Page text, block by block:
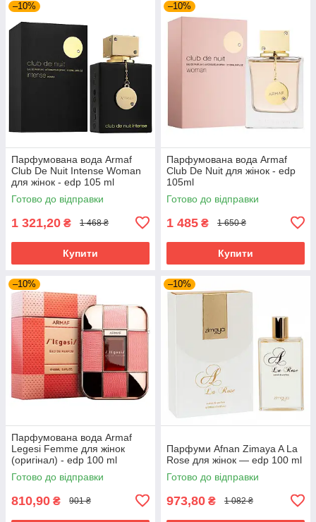
–10%
Парфумована вода Armaf
Club De Nuit Intense Woman
для жінок - edp 105 ml
Готово до відправки
1 321,20 ₴ 1 468 ₴
Купити
–10%
Парфумована вода Armaf
Club De Nuit для жінок - edp
105ml
Готово до відправки
1 485 ₴ 1 650 ₴
Купити
–10%
Парфумована вода Armaf
Legesi Femme для жінок
(оригінал) - edp 100 ml
Готово до відправки
810,90 ₴ 901 ₴
–10%
Парфуми Afnan Zimaya A La
Rose для жінок — edp 100 ml
Готово до відправки
973,80 ₴ 1 082 ₴